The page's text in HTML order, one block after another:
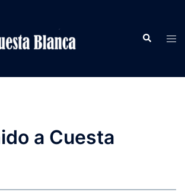
Buscar
a Cuesta